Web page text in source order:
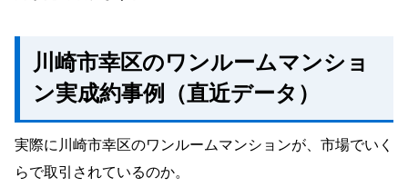
川崎市幸区のワンルームマンショ
ン実成約事例（直近データ）
実際に川崎市幸区のワンルームマンションが、市場でいく
らで取引されているのか。